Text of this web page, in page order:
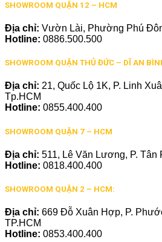
SHOWROOM QUẬN 12 – HCM
Địa chỉ: Vườn Lài, Phường Phú
Hotline: 0886.500.500
SHOWROOM QUẬN THỦ ĐỨC – DĨ AN
Địa chỉ: 21, Quốc Lộ 1K, P. Linh
Tp.HCM
Hotline: 0855.400.400
SHOWROOM QUẬN 7 – HCM
Địa chỉ: 511, Lê Văn Lương, P. Tân
Hotline: 0818.400.400
SHOWROOM QUẬN 2 – HCM:
Địa chỉ: 669 Đỗ Xuân Hợp, P.
TP.HCM
Hotline: 0853.400.400